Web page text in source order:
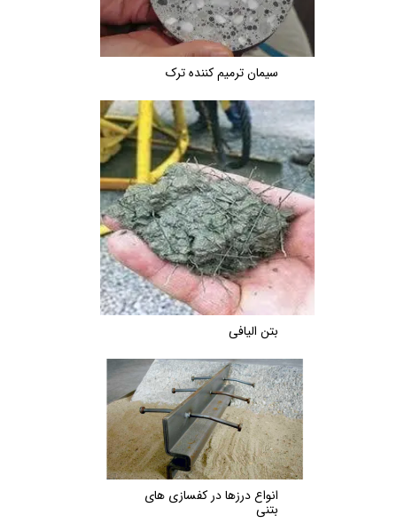
سیمان ترمیم کننده ترک
بتن الیافی
انواع درزها در کفسازی های
بتنی